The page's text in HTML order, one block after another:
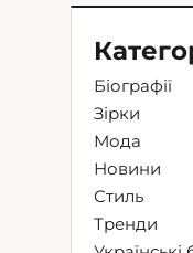
Біографії
Зірки
Мода
Новини
Стиль
Тренди